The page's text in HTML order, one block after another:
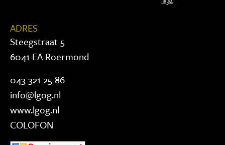
ADRES
Steegstraat 5
6041 EA Roermond
043 321 25 86
info@lgog.nl
www.lgog.nl
COLOFON